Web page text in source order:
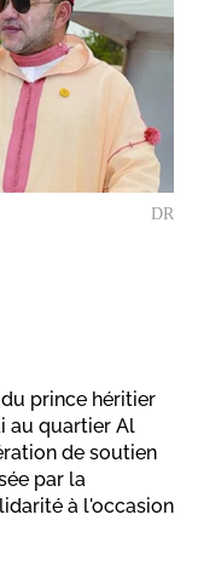
DR
prince héritier
au quartier Al
de soutien
par la
à l'occasion